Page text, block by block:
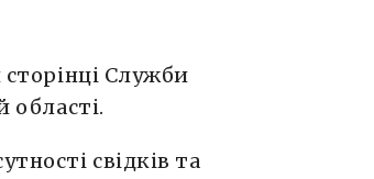
Служби
області.
свідків та